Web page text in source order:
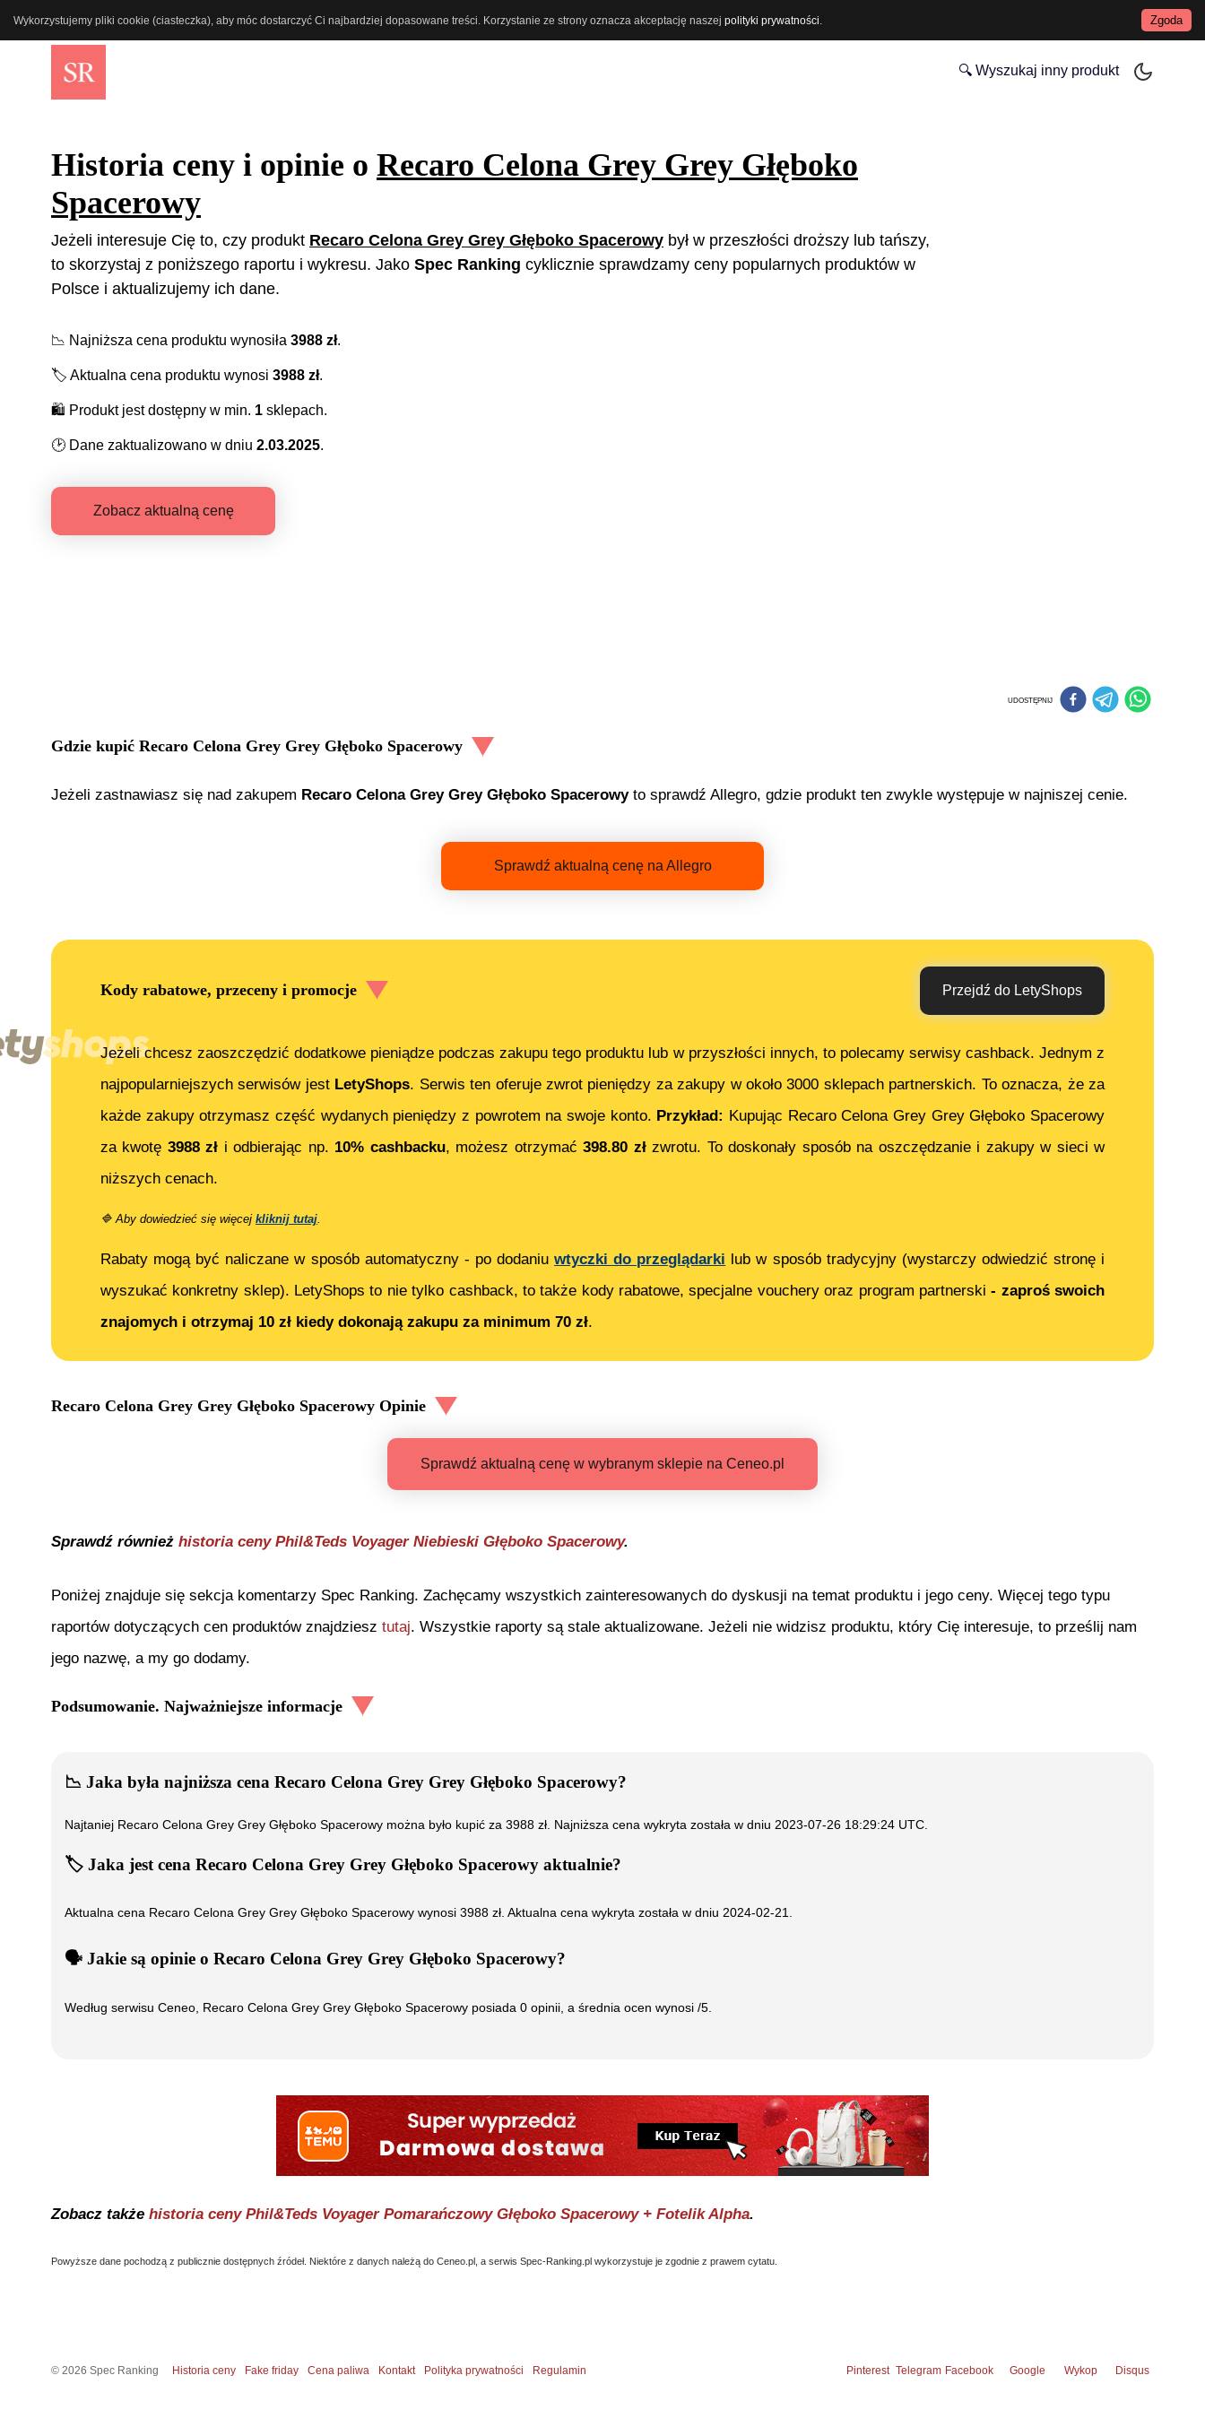
Wykorzystujemy pliki cookie (ciasteczka), aby móc dostarczyć Ci najbardziej dopasowane treści. Korzystanie ze strony oznacza akceptację naszej polityki prywatności Zgoda
🔍 Wyszukaj inny produkt
Historia ceny i opinie o Recaro Celona Grey Grey Głęboko
Spacerowy
Jeżeli interesuje Cię to, czy produkt Recaro Celona Grey Grey Głęboko Spacerowy był w przeszłości droższy lub tańszy,
to skorzystaj z poniższego raportu i wykresu. Jako Spec Ranking cyklicznie sprawdzamy ceny popularnych produktów w
Polsce i aktualizujemy ich dane.
📉 Najniższa cena produktu wynosiła 3988 zł.
🏷️ Aktualna cena produktu wynosi 3988 zł.
🛍️ Produkt jest dostępny w min. 1 sklepach.
🕑 Dane zaktualizowano w dniu 2.03.2025.
Zobacz aktualną cenę
UDOSTĘPNIJ
Gdzie kupić Recaro Celona Grey Grey Głęboko Spacerowy
Jeżeli zastnawiasz się nad zakupem Recaro Celona Grey Grey Głęboko Spacerowyto sprawdź Allegro, gdzie produkt ten zwykle występuje w najniszej cenie.
Sprawdź aktualną cenę na Allegro
Kody rabatowe, przeceny i promocje Przejdź do LetyShops
Jeżeli chcesz zaoszczędzić dodatkowe pieniądze podczas zakupu tego produktu lub w przyszłości innych, to polecamy serwisy cashback. Jednym z
najpopularniejszych serwisów jest LetyShops. Serwis ten oferuje zwrot pieniędzy za zakupy w około 3000 sklepach partnerskich. To oznacza, że za
każde zakupy otrzymasz część wydanych pieniędzy z powrotem na swoje konto. Przykład: Kupując Recaro Celona Grey Grey Głęboko Spacerowy
za kwotę 3988zł i odbierając np. 10% cashbacku, możesz otrzymać398.80 złzwrotu. To doskonały sposób na oszczędzanie i zakupy w sieci w
niższych cenach.
🔷 Aby dowiedzieć się więcej kliknij tutaj
Rabaty mogą być naliczane w sposób automatyczny - po dodaniu wtyczki do przeglądarki lub w sposób tradycyjny (wystarczy odwiedzić stronę i
wyszukać konkretny sklep). LetyShops to nie tylko cashback, to także kody rabatowe, specjalne vouchery oraz program partnerski- zaproś swoich
znajomych i otrzymaj 10 zł kiedy dokonają zakupu za minimum 70 zł.
Recaro Celona Grey Grey Głęboko Spacerowy Opinie
Sprawdź aktualną cenę w wybranym sklepie na Ceneo.pl
Sprawdź również historia ceny Phil&Teds Voyager Niebieski Głęboko Spacerowy.
Poniżej znajduje się sekcja komentarzy Spec Ranking. Zachęcamy wszystkich zainteresowanych do dyskusji na temat produktu i jego ceny. Więcej tego typu
raportów dotyczących cen produktów znajdziesz tutaj. Wszystkie raporty są stale aktualizowane. Jeżeli nie widzisz produktu, który Cię interesuje, to prześlij nam
jego nazwę, a my go dodamy.
Podsumowanie. Najważniejsze informacje
📉 Jaka była najniższa cena Recaro Celona Grey Grey Głęboko Spacerowy?
Najtaniej Recaro Celona Grey Grey Głęboko Spacerowy można było kupić za 3988 zł. Najniższa cena wykryta została w dniu 2023-07-26 18:29:24 UTC
🏷️ Jaka jest cena Recaro Celona Grey Grey Głęboko Spacerowy aktualnie?
Aktualna cena Recaro Celona Grey Grey Głęboko Spacerowy wynosi 3988 zł. Aktualna cena wykryta została w dniu 2024-02-21.
🗣️ ️ Jakie są opinie o Recaro Celona Grey Grey Głęboko Spacerowy?
Według serwisu Ceneo, Recaro Celona Grey Grey Głęboko Spacerowy posiada 0 opinii, a średnia ocen wynosi /5.
Zobacz także historia ceny Phil&Teds Voyager Pomarańczowy Głęboko Spacerowy + Fotelik Alpha.
Powyższe dane pochodzą z publicznie dostępnych źródeł. Niektóre z danych należą do Ceneo.pl, a serwis Spec-Ranking.pl wykorzystuje je zgodnie z prawem cytatu.
© 2026 Spec Ranking Historia ceny Fake friday Cena paliwa Kontakt Polityka prywatności Regulamin Pinterest Telegram Facebook Google Wykop Disqus